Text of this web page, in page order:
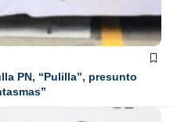
PN, “Pulilla”, presunto